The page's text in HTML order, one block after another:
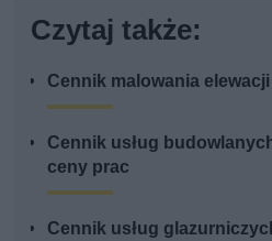
Czytaj także:
Cennik malowania
Cennik usług
ceny prac
Cennik usług